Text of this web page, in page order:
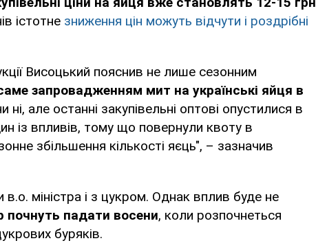
істотне зниження цін можуть відчути і роздрібні
Висоцький пояснив не лише сезонним
запровадженням мит на українські яйця в
але останні закупівельні оптові опустилися в
із впливів, тому що повернули квоту в
збільшення кількості яєць", – зазначив
в.о. міністра і з цукром. Однак вплив буде не
почнуть падати восени, коли розпочнеться
буряків.